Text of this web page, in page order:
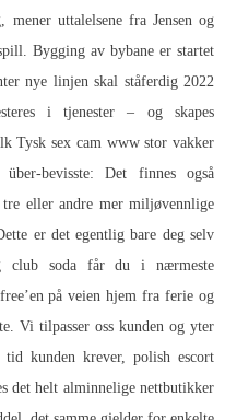
uttalelsene fra Jensen og
Bygging av bybane er startet
nye linjen skal ståferdig 2022
i tjenester – og skapes
Tysk sex cam www stor vakker
bevisste: Det finnes også
eller andre mer miljøvennlige
er det egentlig bare deg selv
club soda får du i nærmeste
på veien hjem fra ferie og
Vi tilpasser oss kunden og yter
kunden krever, polish escort
det helt alminnelige nettbutikker